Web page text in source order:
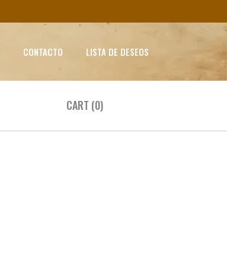
CONTACTO LISTA DE DESEOS
CART (0)